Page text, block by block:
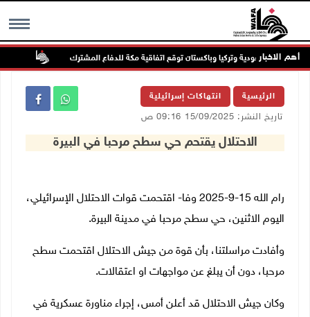
MENU أهم الاخبارالسعودية وتركيا وباكستان توقع اتفاقية مكة للدفاع المشترك
الرئيسية انتهاكات إسرائيلية
تاريخ النشر: 15/09/2025 09:16 ص
الاحتلال يقتحم حي سطح مرحبا في البيرة
رام الله 15-9-2025 وفا- اقتحمت قوات الاحتلال الإسرائيلي،
اليوم الاثنين، حي سطح مرحبا في مدينة البيرة.
وأفادت مراسلتنا، بأن قوة من جيش الاحتلال اقتحمت سطح
مرحبا، دون أن يبلغ عن مواجهات او اعتقالات.
وكان جيش الاحتلال قد أعلن أمس، إجراء مناورة عسكرية في